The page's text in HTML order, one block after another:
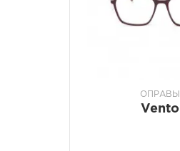
ОПРАВЫ
Vento